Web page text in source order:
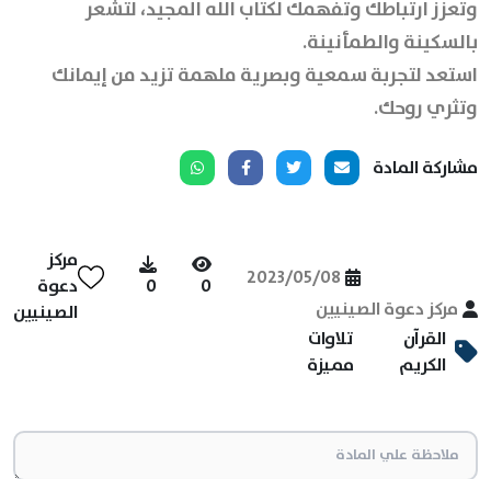
وتعزز ارتباطك وتفهمك لكتاب الله المجيد، لتشعر
بالسكينة والطمأنينة.
استعد لتجربة سمعية وبصرية ملهمة تزيد من إيمانك
وتثري روحك.
مشاركة المادة
مركز دعوة الصينيين
2023/05/08
0
0
مركز
دعوة
الصينيين
القرآن
الكريم
تلاوات
مميزة